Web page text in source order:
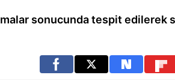
sonucunda tespit edilerek